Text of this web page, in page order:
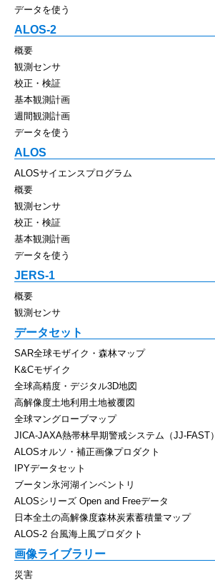
データを使う
ALOS-2
概要
観測センサ
校正・検証
基本観測計画
週間観測計画
データを使う
ALOS
ALOSサイエンスプログラム
概要
観測センサ
校正・検証
基本観測計画
データを使う
JERS-1
概要
観測センサ
データセット
SAR全球モザイク・森林マップ
K&Cモザイク
全球高精度・デジタル3D地図
高解像度土地利用土地被覆図
全球マングローブマップ
JICA-JAXA熱帯林早期警戒システム（JJ-FAST）
ALOSオルソ・補正画像プロダクト
IPYデータセット
ブータン氷河湖インベントリ
ALOSシリーズ Open and Freeデータ
日本全土の高解像度森林炭素蓄積量マップ
ALOS-2 台風海上風プロダクト
画像ライブラリー
災害